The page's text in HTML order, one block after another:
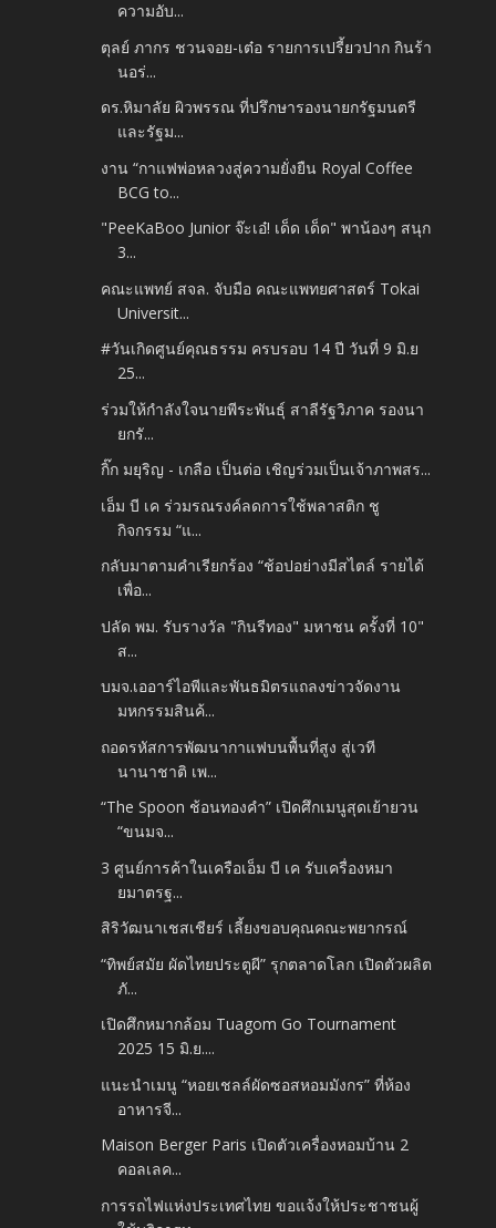
ความอับ...
ตุลย์ ภากร ชวนจอย-เต๋อ รายการเปรี้ยวปาก กินร้า
นอร่...
ดร.หิมาลัย ผิวพรรณ ที่ปรึกษารองนายกรัฐมนตรี
และรัฐม...
งาน “กาแฟพ่อหลวงสู่ความยั่งยืน Royal Coffee
BCG to...
"PeeKaBoo Junior จ๊ะเอ๋! เด็ด เด็ด" พาน้องๆ สนุก
3...
คณะแพทย์ สจล. จับมือ คณะแพทยศาสตร์ Tokai
Universit...
#วันเกิดศูนย์คุณธรรม ครบรอบ 14 ปี วันที่ 9 มิ.ย
25...
ร่วมให้กำลังใจนายพีระพันธุ์ สาลีรัฐวิภาค รองนา
ยกรั...
กิ๊ก มยุริญ - เกลือ เป็นต่อ เชิญร่วมเป็นเจ้าภาพสร...
เอ็ม บี เค ร่วมรณรงค์ลดการใช้พลาสติก ชู
กิจกรรม “แ...
กลับมาตามคำเรียกร้อง “ช้อปอย่างมีสไตล์ รายได้
เพื่อ...
ปลัด พม. รับรางวัล "กินรีทอง" มหาชน ครั้งที่ 10"
ส...
บมจ.เออาร์ไอพีและพันธมิตรแถลงข่าวจัดงาน
มหกรรมสินค้...
ถอดรหัสการพัฒนากาแฟบนพื้นที่สูง สู่เวที
นานาชาติ เพ...
“The Spoon ช้อนทองคำ” เปิดศึกเมนูสุดเย้ายวน
“ขนมจ...
3 ศูนย์การค้าในเครือเอ็ม บี เค รับเครื่องหมา
ยมาตรฐ...
สิริวัฒนาเชสเชียร์ เลี้ยงขอบคุณคณะพยากรณ์
“ทิพย์สมัย ผัดไทยประตูผี” รุกตลาดโลก เปิดตัวผลิต
ภั...
เปิดศึกหมากล้อม Tuagom Go Tournament
2025 15 มิ.ย....
แนะนำเมนู “หอยเชลล์ผัดซอสหอมมังกร” ที่ห้อง
อาหารจี...
Maison Berger Paris เปิดตัวเครื่องหอมบ้าน 2
คอลเลค...
การรถไฟแห่งประเทศไทย ขอแจ้งให้ประชาชนผู้